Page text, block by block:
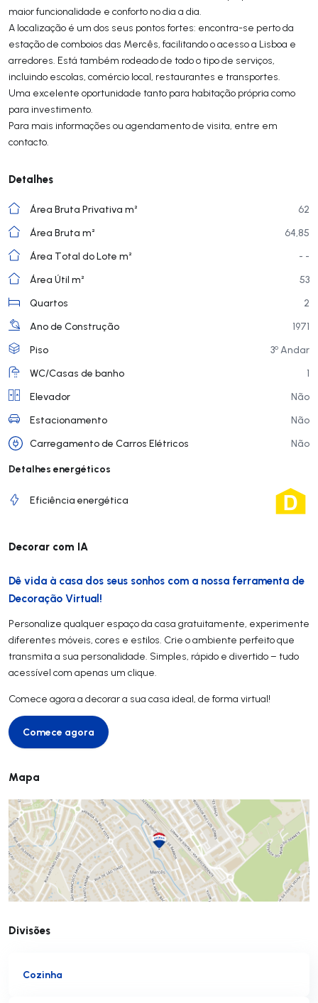
maior funcionalidade e conforto no dia a dia.
A localização é um dos seus pontos fortes: encontra-se perto da
estação de comboios das Mercês, facilitando o acesso a Lisboa e
arredores. Está também rodeado de todo o tipo de serviços,
incluindo escolas, comércio local, restaurantes e transportes.
Uma excelente oportunidade tanto para habitação própria como
para investimento.
Para mais informações ou agendamento de visita, entre em
contacto.
Detalhes
Área Bruta Privativa m²
62
Área Bruta m²
64,85
Área Total do Lote m²
- -
Área Útil m²
53
Quartos
2
Ano de Construção
1971
Piso
3o Andar
WC/Casas de banho
1
Elevador
Não
Estacionamento
Não
Carregamento de Carros Elétricos
Não
Detalhes energéticos
Eficiência energética
Decorar com IA
Dê vida à casa dos seus sonhos com a nossa ferramenta de
Decoração Virtual!
Personalize qualquer espaço da casa gratuitamente, experimente
diferentes móveis, cores e estilos. Crie o ambiente perfeito que
transmita a sua personalidade. Simples, rápido e divertido – tudo
acessível com apenas um clique.
Comece agora a decorar a sua casa ideal, de forma virtual!
Comece agora
Comece agora
Mapa
Divisões
Cozinha